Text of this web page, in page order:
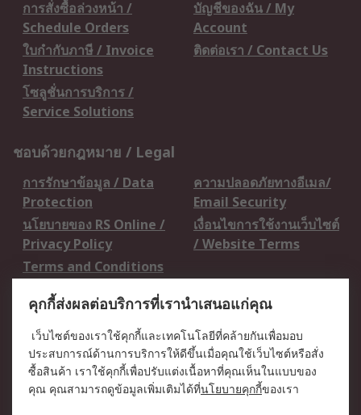
การสั่งซื้อล่วงหน้า /
Schedule Orders
บัญชีของฉัน / My
Account
ใบกำกับภาษี / Invoice
Instructions
ติดต่อเรา / Contact Us
โซลูชั่นการบริการ /
Service Solutions
ชอบด้วยกฎหมาย / Legal
การรักษาข้อมูล / Data
Protection
ความปลอดภัยทางอีเมล/
Email Security
นโยบายของ RS Online /
Privacy Policy
เงื่อนไขการใช้งานเว็บไซต์
/ Website Terms
Terms and Conditions
เกี่ยวกับ RS / About RS
RS ทั่วโลก / RS
Worldwide
ข่าวประชาสัมพันธ์ / Press
Centre
บริษัทในเครือ RS /
วิธีการชำระเงิน /
คุกกี้ส่งผลต่อบริการที่เรานำเสนอแก่คุณ
เว็บไซต์ของเราใช้คุกกี้และเทคโนโลยีที่คล้ายกันเพื่อมอบ
ประสบการณ์ด้านการบริการให้ดีขึ้นเมื่อคุณใช้เว็บไซต์หรือสั่ง
ซื้อสินค้า เราใช้คุกกี้เพื่อปรับแต่งเนื้อหาที่คุณเห็นในแบบของ
คุณ คุณสามารถดูข้อมูลเพิ่มเติมได้ที่นโยบายคุกกี้ของเรา